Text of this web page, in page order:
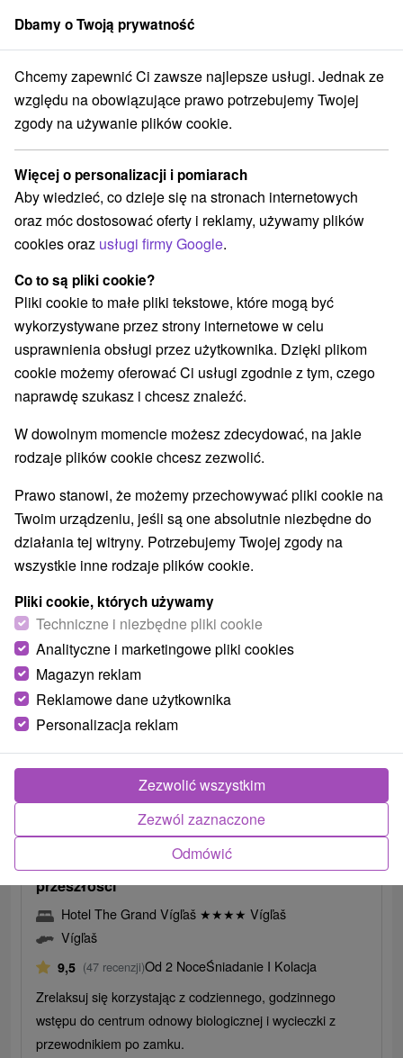
członek grupySorger
Specjalne oferty na Słowacji Wyjazdy weekendowe
Wyjazdy weekendowe
Kategorie
Wszystkie kategorie
Pobyty z rabatem(148)
Wellness pobyty(217) Wyjazdy weekendowe
Romantyczne wypady
Wakacje rodzinne(149)
Wybierz lokalizację lub datę
dla dwojga w spa(86) w Tatrach(76)
Pokaż wszystko
WSZYSTKO TOP - BESTSELLERY NAJTAŃSZE
zobacz poprzedni
395,49zł
Relaks na zamku: Relaks w zamku z nutą
przeszłości
Hotel The Grand Vígľaš ★★★★ Vígľaš
Vígľaš
9,5 (47 recenzji)Od 2 NoceŚniadanie I Kolacja
Zrelaksuj się korzystając z codziennego, godzinnego
wstępu do centrum odnowy biologicznej i wycieczki z
przewodnikiem po zamku.
Dbamy o Twoją prywatność
Chcemy zapewnić Ci zawsze najlepsze usługi. Jednak ze
względu na obowiązujące prawo potrzebujemy Twojej
zgody na używanie plików cookie.
Więcej o personalizacji i pomiarach
Aby wiedzieć, co dzieje się na stronach internetowych
oraz móc dostosować oferty i reklamy, używamy plików
cookies oraz usługi firmy Google.
Co to są pliki cookie?
Pliki cookie to małe pliki tekstowe, które mogą być
wykorzystywane przez strony internetowe w celu
usprawnienia obsługi przez użytkownika. Dzięki plikom
cookie możemy oferować Ci usługi zgodnie z tym, czego
naprawdę szukasz i chcesz znaleźć.
W dowolnym momencie możesz zdecydować, na jakie
rodzaje plików cookie chcesz zezwolić.
Prawo stanowi, że możemy przechowywać pliki cookie na
Twoim urządzeniu, jeśli są one absolutnie niezbędne do
działania tej witryny. Potrzebujemy Twojej zgody na
wszystkie inne rodzaje plików cookie.
Pliki cookie, których używamy
Techniczne i niezbędne pliki cookie
Analityczne i marketingowe pliki cookies
Magazyn reklam
Reklamowe dane użytkownika
Personalizacja reklam
Odmówić
Zezwól zaznaczone
Zezwolić wszystkim